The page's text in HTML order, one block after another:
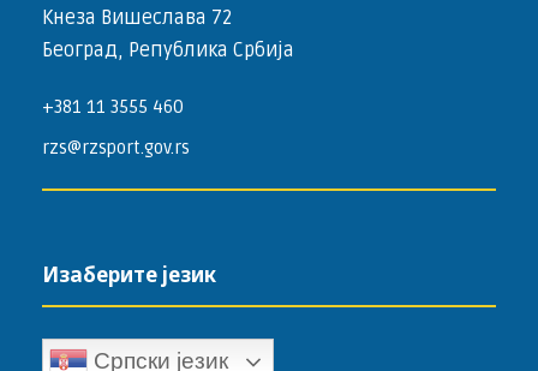
Кнеза Вишеслава 72
Београд, Република Србија
+381 11 3555 460
rzs@rzsport.gov.rs
Изаберите језик
Српски језик